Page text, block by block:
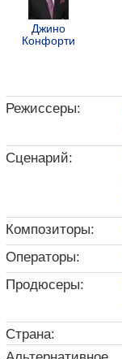
Джино
Конфорти
Режиссеры:
Сценарий:
Композиторы:
Операторы:
Продюсеры:
Страна: